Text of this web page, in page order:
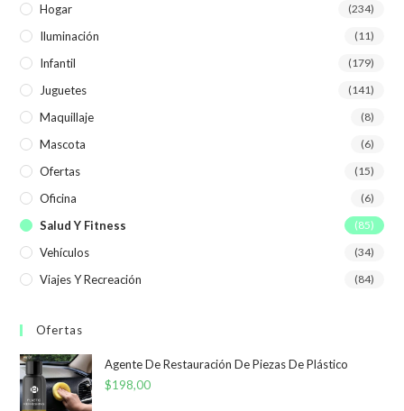
Hogar (234)
Iluminación (11)
Infantil (179)
Juguetes (141)
Maquillaje (8)
Mascota (6)
Ofertas (15)
Oficina (6)
Salud Y Fitness (85)
Vehículos (34)
Viajes Y Recreación (84)
Ofertas
Agente De Restauración De Piezas De Plástico
$198,00